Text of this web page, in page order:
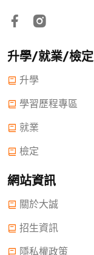
升學/就業/檢定
升學
學習歷程專區
就業
檢定
網站資訊
關於大誠
招生資訊
隱私權政策